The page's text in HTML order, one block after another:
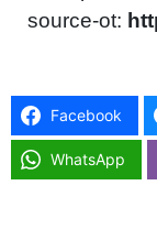
source-ot:
Facebook
WhatsApp